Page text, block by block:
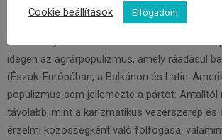
metaforája), és adott volt az MDF érzelmi
Antall József vezetésével a párt klasszikus
kereszténydemokrata arculatot öltött. Utóbbi
idegen az agrárpopulizmus, amely ráadásul
(Észak-Európában, a Balkánon és Latin-
populizmus sem jellemezte a pártot: Antalltól
távolabb, mint a karizmatikus vezérszerep és
érzelmi közösségként való fölfogása,
Cookie beállítások Elfogadom